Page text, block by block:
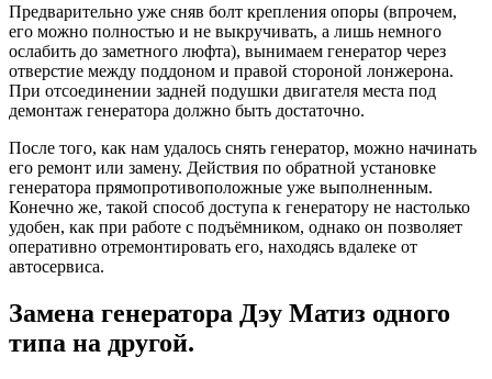
Предварительно уже сняв болт крепления опоры (впрочем,
его можно полностью и не выкручивать, а лишь немного
ослабить до заметного люфта), вынимаем генератор через
отверстие между поддоном и правой стороной лонжерона.
При отсоединении задней подушки двигателя места под
демонтаж генератора должно быть достаточно.
После того, как нам удалось снять генератор, можно начинать
его ремонт или замену. Действия по обратной установке
генератора прямопротивоположные уже выполненным.
Конечно же, такой способ доступа к генератору не настолько
удобен, как при работе с подъёмником, однако он позволяет
оперативно отремонтировать его, находясь вдалеке от
автосервиса.
Замена генератора Дэу Матиз одного
типа на другой.